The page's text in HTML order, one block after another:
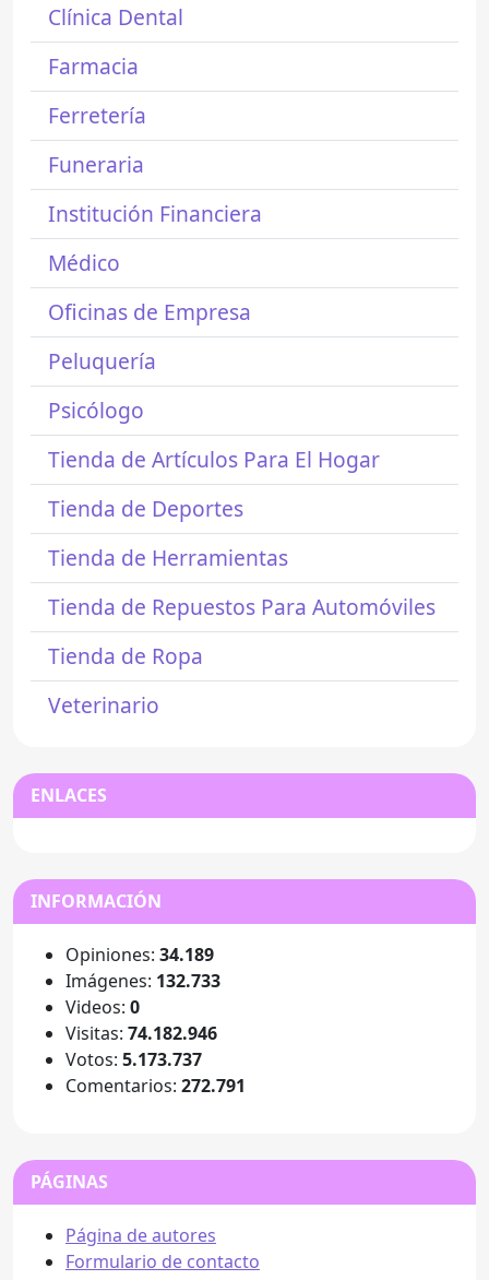
Clínica Dental
Farmacia
Ferretería
Funeraria
Institución Financiera
Médico
Oficinas de Empresa
Peluquería
Psicólogo
Tienda de Artículos Para El Hogar
Tienda de Deportes
Tienda de Herramientas
Tienda de Repuestos Para Automóviles
Tienda de Ropa
Veterinario
ENLACES
INFORMACIÓN
Opiniones: 34.189
Imágenes: 132.733
Videos: 0
Visitas: 74.182.946
Votos: 5.173.737
Comentarios: 272.791
PÁGINAS
Página de autores
Formulario de contacto